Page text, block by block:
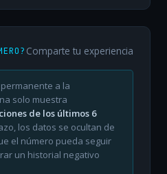
Comparte tu experiencia
a la
solo muestra
de los últimos 6
los datos se ocultan de
el número pueda seguir
un historial negativo